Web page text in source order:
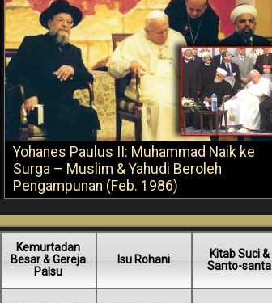
Yohanes Paulus II: Muhammad Naik ke
Surga – Muslim & Yahudi Beroleh
Pengampunan (Feb. 1986)
Kemurtadan
Besar & Gereja
Palsu
Isu Rohani
Kitab Suci &
Santo-santa